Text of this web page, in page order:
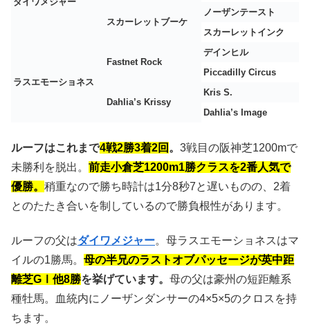
スカーレットブーケ
ノーザンテースト
スカーレットインク
ラスエモーショネス
Fastnet Rock
デインヒル
Piccadilly Circus
Dahlia’s Krissy
Kris S.
Dahlia’s Image
ルーフはこれまで4戦2勝3着2回 。 3戦目の阪神芝1200mで
未勝利を脱出。 前走小倉芝1200m1勝クラスを2番人気で
優勝。 稍重なので勝ち時計は1分8秒7と遅いものの、2着
とのたたき合いを制しているので勝負根性があります。
ルーフの父はダイワメジャー。母ラスエモーショネスはマ
イルの1勝馬。 母の半兄のラストオブパッセージが英中距
離芝GⅠ他8勝を挙げています。 母の父は豪州の短距離系
種牡馬。血統内にノーザンダンサーの4×5×5のクロスを持
ちます。